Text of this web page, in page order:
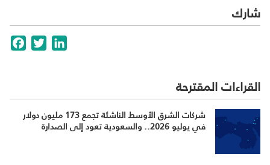
شارك
TwitterLinkedIn
القراءات المقترحة
شركات الشرق الأوسط الناشئة تجمع 173 مليون دولار
في يوليو 2026.. والسعودية تعود إلى الصدارة